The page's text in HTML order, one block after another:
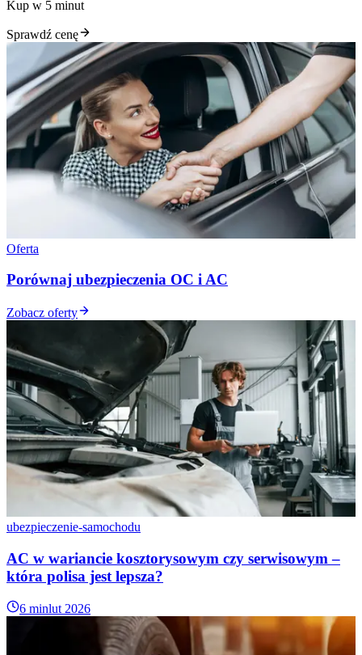
Kup w 5 minut
Sprawdź cenę
Oferta
Porównaj ubezpieczenia OC i AC
Zobacz oferty
ubezpieczenie-samochodu
AC w wariancie kosztorysowym czy serwisowym –
która polisa jest lepsza?
6 minlut 2026